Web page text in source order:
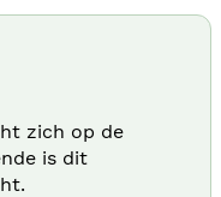
zich op de
is dit